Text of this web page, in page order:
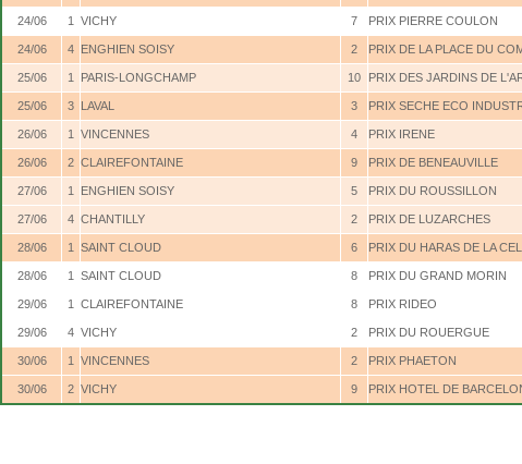
24/06 1 VICHY 7 PRIX PIERRE COULON
24/06 4 ENGHIEN SOISY 2 PRIX DE LA PLACE DU
25/06 1 PARIS-LONGCHAMP 10 PRIX DES JARDINS DE
25/06 3 LAVAL 3 PRIX SECHE ECO
26/06 1 VINCENNES 4 PRIX IRENE
26/06 2 CLAIREFONTAINE 9 PRIX DE BENEAUVILLE
27/06 1 ENGHIEN SOISY 5 PRIX DU ROUSSILLON
27/06 4 CHANTILLY 2 PRIX DE LUZARCHES
28/06 1 SAINT CLOUD 6 PRIX DU HARAS DE LA
28/06 1 SAINT CLOUD 8 PRIX DU GRAND MORIN
29/06 1 CLAIREFONTAINE 8 PRIX RIDEO
29/06 4 VICHY 2 PRIX DU ROUERGUE
30/06 1 VINCENNES 2 PRIX PHAETON
30/06 2 VICHY 9 PRIX HOTEL DE